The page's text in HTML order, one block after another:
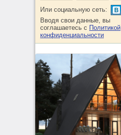
Или социальную сеть:
Вводя свои данные, вы
соглашаетесь с Политикой
конфиденциальности